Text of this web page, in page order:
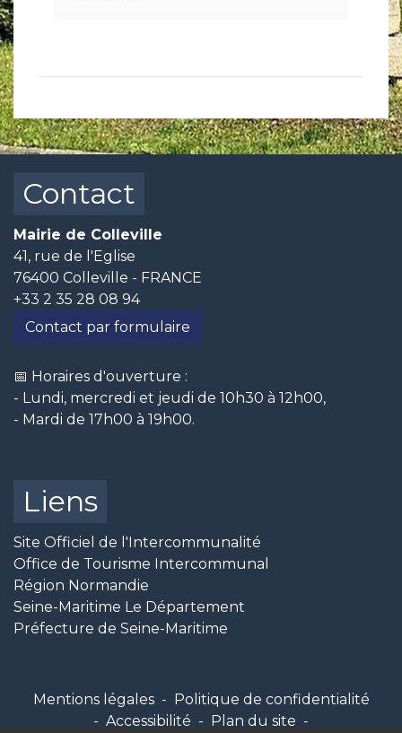
Contact
Mairie de Colleville
41, rue de l'Eglise
76400 Colleville - FRANCE
+33 2 35 28 08 94
Contact par formulaire
📅 Horaires d'ouverture :
- Lundi, mercredi et jeudi de 10h30 à 12h00,
- Mardi de 17h00 à 19h00.
Liens
Site Officiel de l'Intercommunalité
Office de Tourisme Intercommunal
Région Normandie
Seine-Maritime Le Département
Préfecture de Seine-Maritime
Mentions légales - Politique de confidentialité
- Accessibilité - Plan du site -